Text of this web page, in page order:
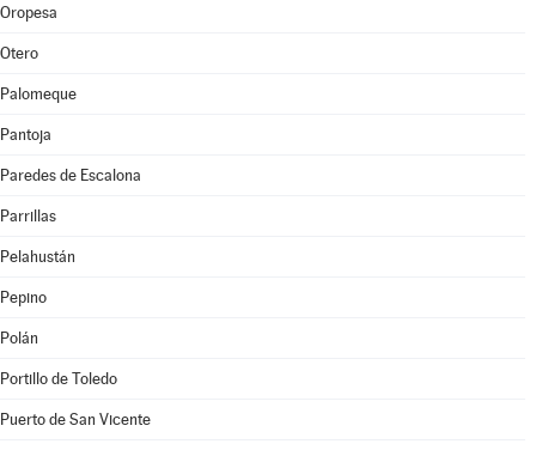
Oropesa
Otero
Palomeque
Pantoja
Paredes de Escalona
Parrillas
Pelahustán
Pepino
Polán
Portillo de Toledo
Puerto de San Vicente